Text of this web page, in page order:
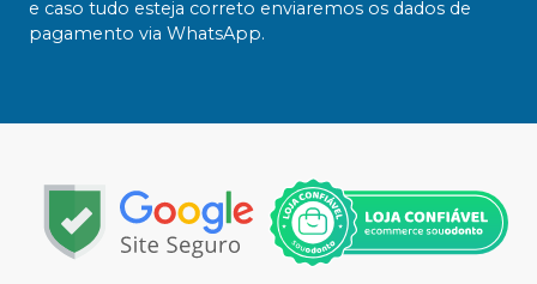
e caso tudo esteja correto enviaremos os dados de
pagamento via WhatsApp.